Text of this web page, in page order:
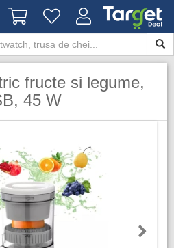
fructe si legume,
45 W